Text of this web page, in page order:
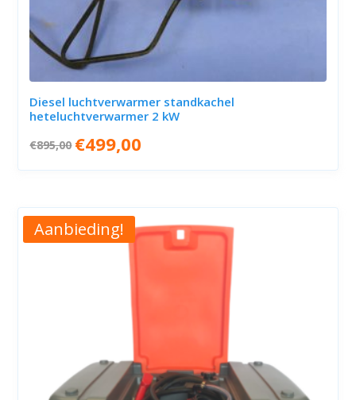
Diesel luchtverwarmer standkachel
heteluchtverwarmer 2 kW
€895,00 Oorspronkelijke
prijs
was:
€499,00
is:
Aanbieding!